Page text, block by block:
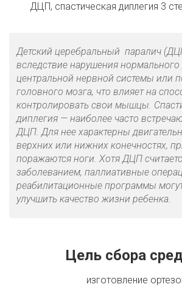
ДЦП, спастическая диплегия 3
Детский церебральный паралич
вследствие нарушения нормального
центральной нервной системы или
головного мозга, что влияет на
контролировать свои мышцы.
диплегия — наиболее часто
ДЦП. Для нее характерны
верхних или нижних конечностях,
поражаются ноги. Хотя ДЦП
заболеванием, паллиативные
реабилитационные программы
улучшить качество жизни ребенка.
Цель сбора
изготовление